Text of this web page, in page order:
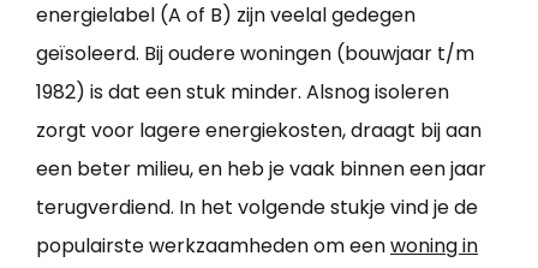
energielabel (A of B) zijn veelal gedegen
geïsoleerd. Bij oudere woningen (bouwjaar t/m
1982) is dat een stuk minder. Alsnog isoleren
zorgt voor lagere energiekosten, draagt bij aan
een beter milieu, en heb je vaak binnen een jaar
terugverdiend. In het volgende stukje vind je de
populairste werkzaamheden om eenwoning in